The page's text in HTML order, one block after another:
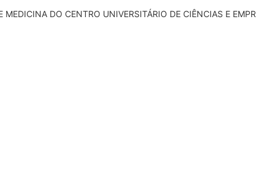
DO CENTRO UNIVERSITÁRIO DE CIÊNCIAS E